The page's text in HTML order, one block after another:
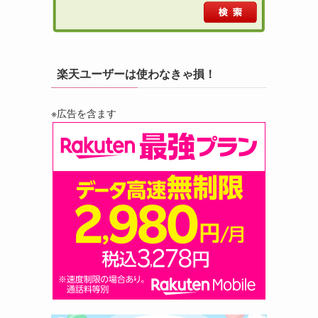
楽天ユーザーは使わなきゃ損！
※広告を含ます